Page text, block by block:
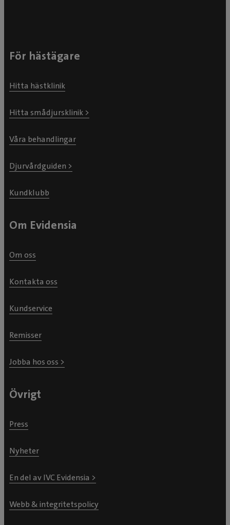
För hästägare
Hitta hästklinik
Hitta smådjursklinik >
Våra behandlingar
Djurvårdguiden >
Kundklubb
Om Evidensia
Om oss
Kontakta oss
Kundservice
Remisser
Jobba hos oss >
Övrigt
Press
Nyheter
En del av IVC Evidensia >
Webb & integritetspolicy